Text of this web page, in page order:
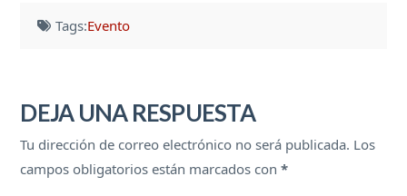
Tags:Evento
DEJA UNA RESPUESTA
Tu dirección de correo electrónico no será publicada. Los
campos obligatorios están marcados con*